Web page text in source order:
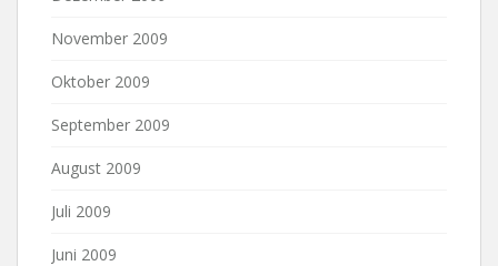
November 2009
Oktober 2009
September 2009
August 2009
Juli 2009
Juni 2009